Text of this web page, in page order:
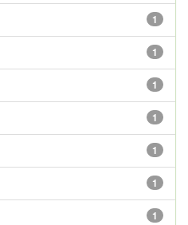
1
1
1
1
1
1
1